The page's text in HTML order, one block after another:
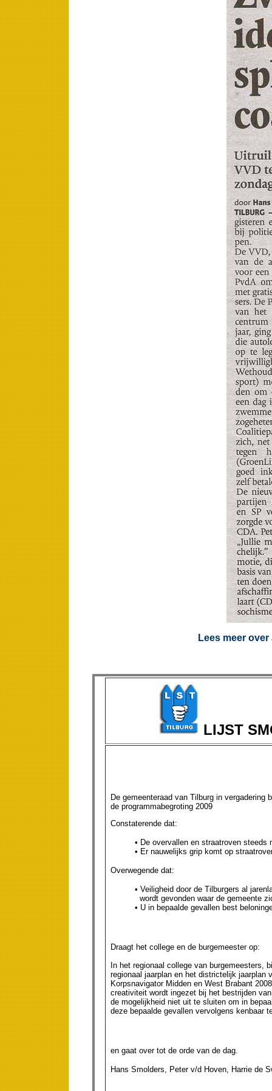
Lees meer
LIJST
De gemeenteraad van Tilburg in vergadering
de programmabegroting 2009
Constaterende dat:
• De overvallen en straatroven steeds
• Er nauwelijks grip komt op
Overwegende dat:
• Veiligheid door de Tilburgers al
wordt gevonden waar de gemeente
• U in bepaalde gevallen best
Draagt het college en de burgemeester op:
In het regionaal college van burgemeesters,
regionaal jaarplan en het districtelijk jaarplan
Korpsnavigator Midden en West Brabant
creativiteit wordt ingezet bij het bestrijden
de mogelijkheid niet uit te sluiten om in
deze bepaalde gevallen vervolgens kenbaar
en gaat over tot de orde van de dag.
Hans Smolders, Peter v/d Hoven, Harrie de